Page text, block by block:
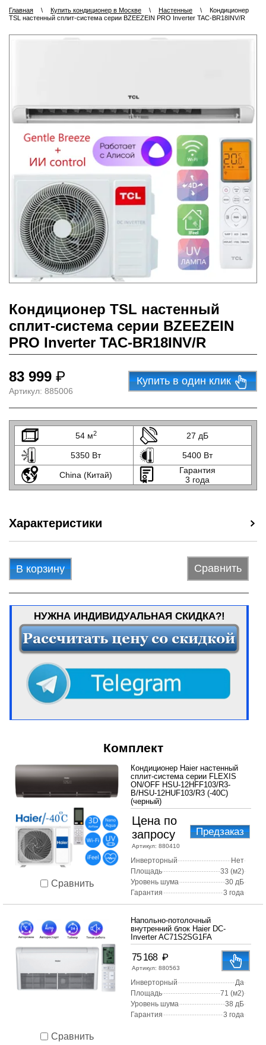
Главная \ Купить кондиционер в Москве \ Настенные \
Кондиционер
TSL настенный сплит-система серии BZEEZEIN PRO Inverter TAC-BR18INV/R
Кондиционер TSL настенный
сплит-система серии BZEEZEIN
PRO Inverter TAC-BR18INV/R
83 999 ₽
Артикул: 885006
Купить в один клик
54 м2 27 дБ
5350 Вт 5400 Вт
China (Китай)
Гарантия
3 года
Характеристики
В корзину Сравнить
НУЖНА ИНДИВИДУАЛЬНАЯ СКИДКА?!
Комплект
Сравнить
Кондиционер Haier настенный
сплит-система серии FLEXIS
ON/OFF HSU-12HFF103/R3-
B/HSU-12HUF103/R3 (-40С)
(черный)
Цена по
запросу
Артикул: 880410
Предзаказ
Инверторный
Нет
Площадь
33 (м2)
Уровень шума
30 дБ
Гарантия
3 года
Сравнить
Напольно-потолочный
внутренний блок Haier DC-
Inverter AC71S2SG1FA
75 168 ₽
Артикул: 880563
Инверторный
Да
Площадь
71 (м2)
Уровень шума
38 дБ
Гарантия
3 года